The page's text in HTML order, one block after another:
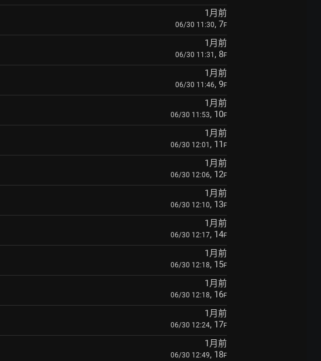
1月前
06/30 11:30, 7F
1月前
06/30 11:31 , 8F
1月前
06/30 11:46, 9F
1月前
06/30 11:53, 10F
1月前
06/30 12:01 , 11 F
1月前
06/30 12:06, 12F
1月前
06/30 12:10, 13F
1月前
06/30 12:17, 14F
1月前
06/30 12:18, 15F
1月前
06/30 12:18, 16F
1月前
06/30 12:24, 17F
1月前
06/30 12:49, 18F